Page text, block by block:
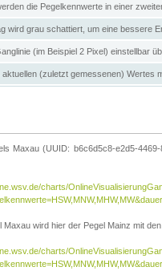
die Pegelkennwerte in einer
wird grau schattiert, um eine bessere
(im Beispiel 2 Pixel) einstellbar
aktuellen (zuletzt gemessenen) Wertes
Maxau (UUID: b6c6d5c8-e2d5-
charts/
wird hier der Pegel Mainz mit
charts/